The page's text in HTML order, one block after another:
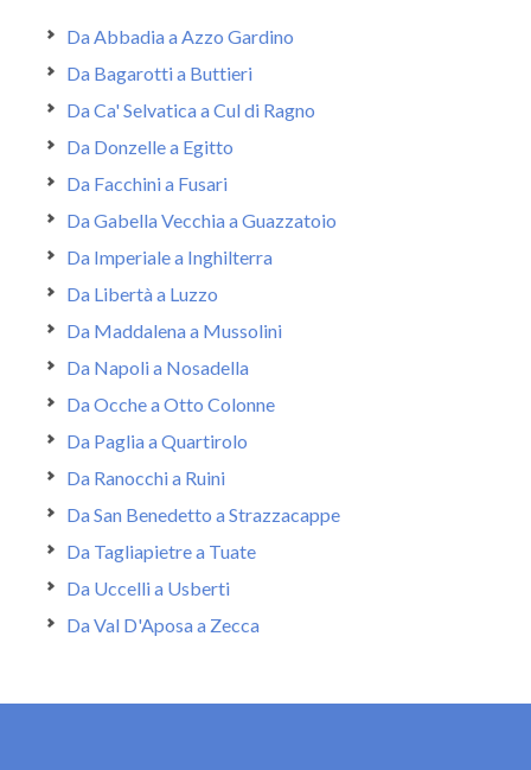
Da Abbadia a Azzo Gardino
Da Bagarotti a Buttieri
Da Ca' Selvatica a Cul di Ragno
Da Donzelle a Egitto
Da Facchini a Fusari
Da Gabella Vecchia a Guazzatoio
Da Imperiale a Inghilterra
Da Libertà a Luzzo
Da Maddalena a Mussolini
Da Napoli a Nosadella
Da Ocche a Otto Colonne
Da Paglia a Quartirolo
Da Ranocchi a Ruini
Da San Benedetto a Strazzacappe
Da Tagliapietre a Tuate
Da Uccelli a Usberti
Da Val D'Aposa a Zecca